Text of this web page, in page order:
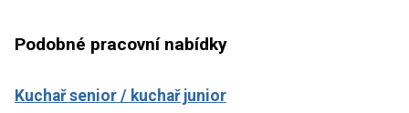
Podobné pracovní nabídky
Kuchař senior / kuchař junior